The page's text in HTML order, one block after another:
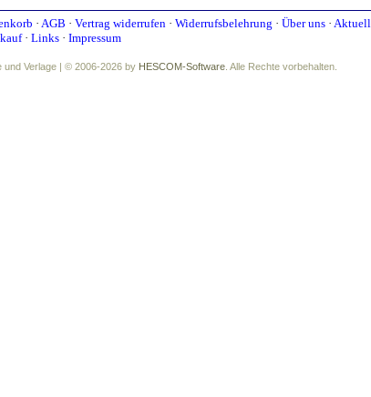
· AGB · Vertrag widerrufen· Widerrufsbelehrung · Über uns·
· Links· Impressum
und Verlage | © 2006-2026 by HESCOM-Software . Alle Rechte vorbehalten.